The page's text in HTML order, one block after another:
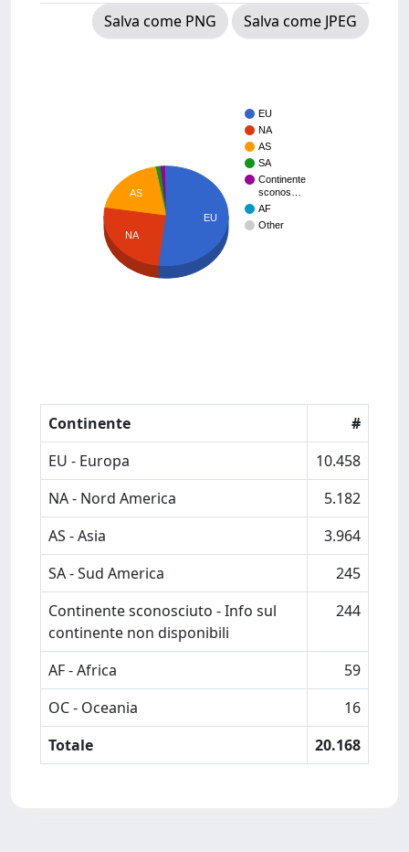
Salva come PNG
Salva come JPEG
EU
NA
AS
SA
Continente
sconos…
AF
Other
AS
NA
EU
Continente
#
EU - Europa
10.458
NA - Nord America
5.182
AS - Asia
3.964
SA - Sud America
245
Continente sconosciuto - Info sul
continente non disponibili
244
AF - Africa
59
OC - Oceania
16
Totale
20.168